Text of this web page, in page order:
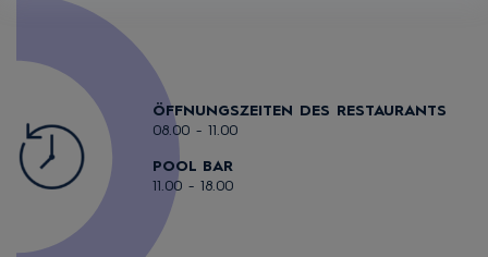
ÖFFNUNGSZEITEN DES RESTAURANTS
08.00 - 11.00
POOL BAR
11.00 - 18.00